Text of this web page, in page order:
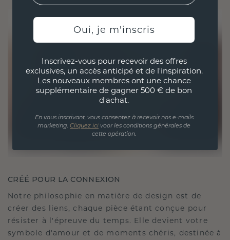
CRÉÉ POUR LA CONNEXION
Notre philosophie en matière de design est de
créer des liens, chaque pièce étant conçue pour
résister à l'épreuve du temps. Elle devient votre
symbole d'amour et de moments chéris, destinée à
Oui, je m'inscris
Inscrivez-vous pour recevoir des offres
exclusives, un accès anticipé et de l'inspiration.
Les nouveaux membres ont une chance
supplémentaire de gagner 500 € de bon
d'achat.
En vous inscrivant, vous consentez à recevoir nos e-mails
marketing. Cliquez ici voor les conditions générales de
cette opération.